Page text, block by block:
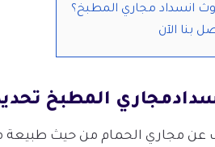
انسداد مجاري المطبخ؟
بنا الآن
المطبخ
مجاري الحمام من حيث طبيعة